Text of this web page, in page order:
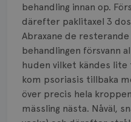
behandling innan op.
därefter paklitaxel 3
Abraxane de resterande
behandlingen försvann
huden vilket kändes
kom psoriasis tillbaka
över precis hela
mässling nästa. Nåväl,
Knöl
Läkemedel
Typ av bröstcancer
Smärta